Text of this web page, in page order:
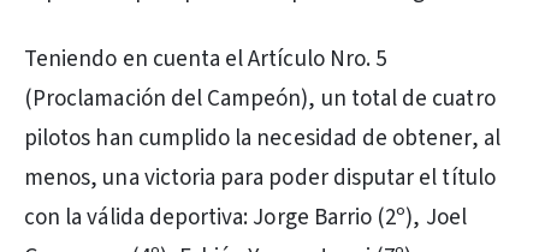
Teniendo en cuenta el Artículo Nro. 5
(Proclamación del Campeón), un total de cuatro
pilotos han cumplido la necesidad de obtener, al
menos, una victoria para poder disputar el título
con la válida deportiva: Jorge Barrio (2º), Joel